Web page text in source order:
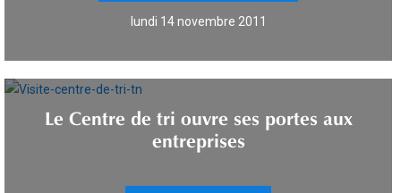
lundi 14 novembre 2011
Le Centre de tri ouvre ses portes aux
entreprises